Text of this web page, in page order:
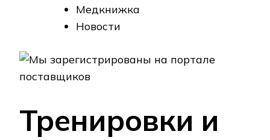
Медкнижка
Новости
Тренировки и